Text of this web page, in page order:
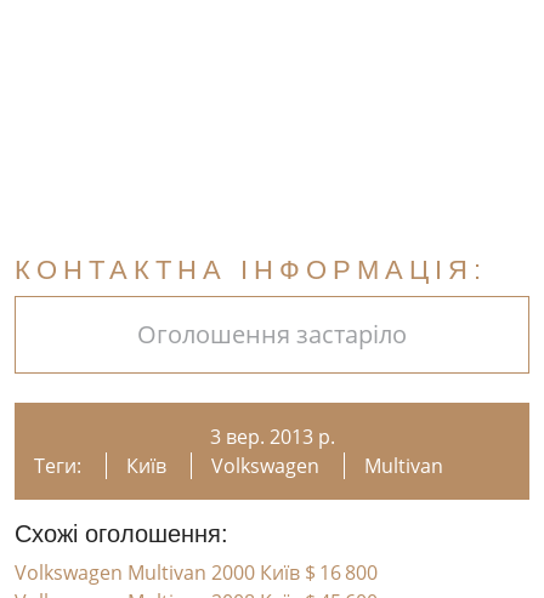
КОНТАКТНА ІНФОРМАЦІЯ:
Оголошення застаріло
3 вер. 2013 р.
Теги:
Київ Volkswagen Multivan
Схожі оголошення:
Volkswagen Multivan 2000 Київ $ 16 800